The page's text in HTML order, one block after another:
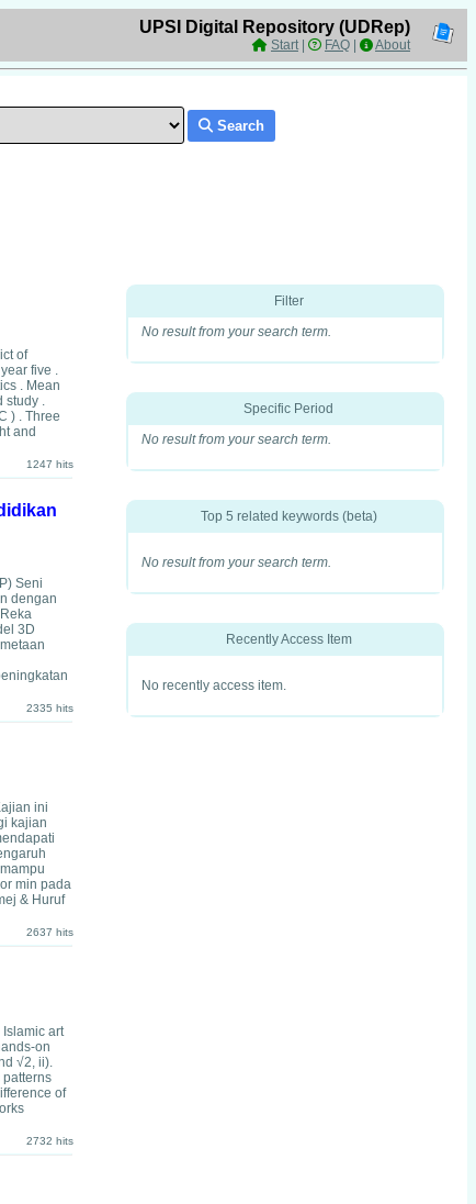
UPSI Digital Repository (UDRep)
Start| FAQ About
Search
of
five .
. Mean
study .
) . Three
and
1247 hits
Seni
dengan
3D
2335 hits
ini
kajian
min pada
& Huruf
2637 hits
art
on
√2, ii).
of
2732 hits
Filter
No result from your search term.
Specific Period
No result from your search term.
Top 5 related keywords (beta)
No result from your search term.
Recently Access Item
No recently access item.